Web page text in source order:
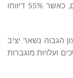
להם חוויה חיובית כללית עם המגייס שלהם, כאשר 55% דיווחו
הגבוה נשאר יציב
מתמשכים ועלויות מוגברות